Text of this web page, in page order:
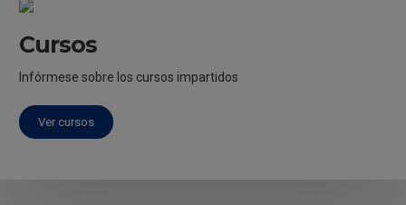
Cursos
Infórmese sobre los cursos impartidos
Ver cursos